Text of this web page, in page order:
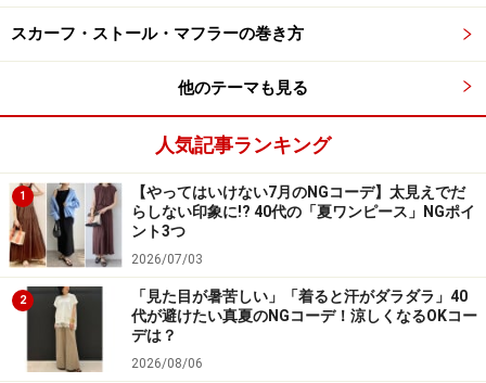
スカーフ・ストール・マフラーの巻き方
他のテーマも見る
人気記事ランキング
1
【やってはいけない7月のNGコーデ】太見えでだ
らしない印象に!? 40代の「夏ワンピース」NGポイ
ント3つ
2026/07/03
2
「見た目が暑苦しい」「着ると汗がダラダラ」40
代が避けたい真夏のNGコーデ！涼しくなるOKコー
デは？
2026/08/06